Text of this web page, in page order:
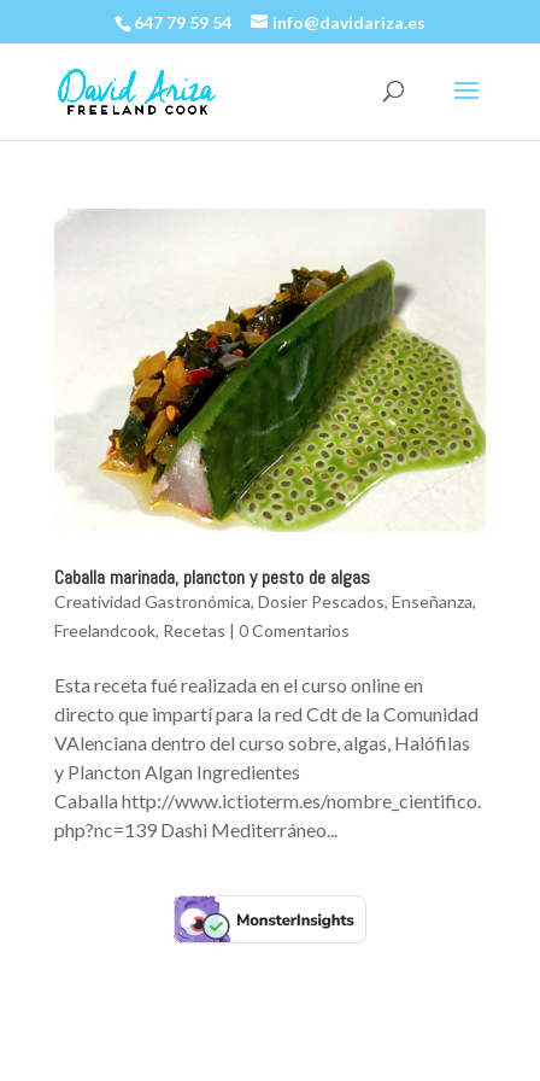
647 79 59 54 info@davidariza.es
Caballa marinada, plancton y pesto de algas
Creatividad Gastronómica, Dosier Pescados, Enseñanza,
Freelandcook, Recetas | 0 Comentarios
Esta receta fué realizada en el curso online en
directo que impartí para la red Cdt de la Comunidad
VAlenciana dentro del curso sobre, algas, Halófilas
y Plancton Algan Ingredientes
Caballa http://www.ictioterm.es/nombre_cientifico.
php?nc=139 Dashi Mediterráneo...